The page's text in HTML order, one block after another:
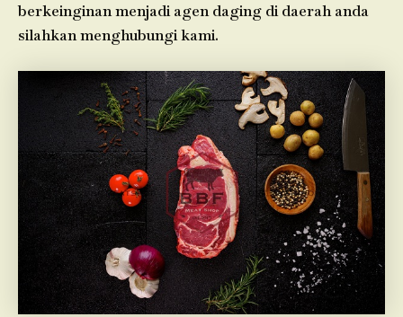
berkeinginan menjadi agen daging di daerah anda
silahkan menghubungi kami.